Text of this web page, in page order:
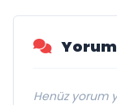
Henüz yorum